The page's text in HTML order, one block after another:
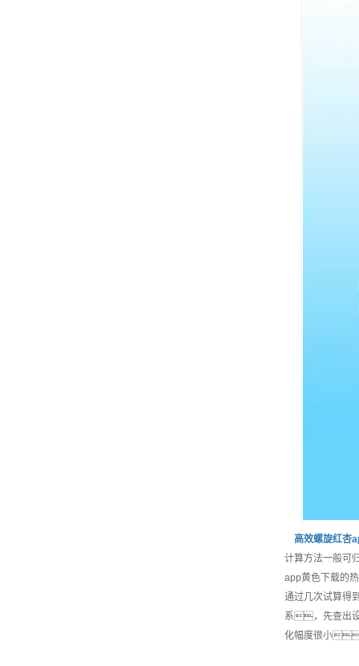
高效螺旋红杏
计算方法一般
app黄色下载的
通过几次试算得
系，先查出
化幅度很小